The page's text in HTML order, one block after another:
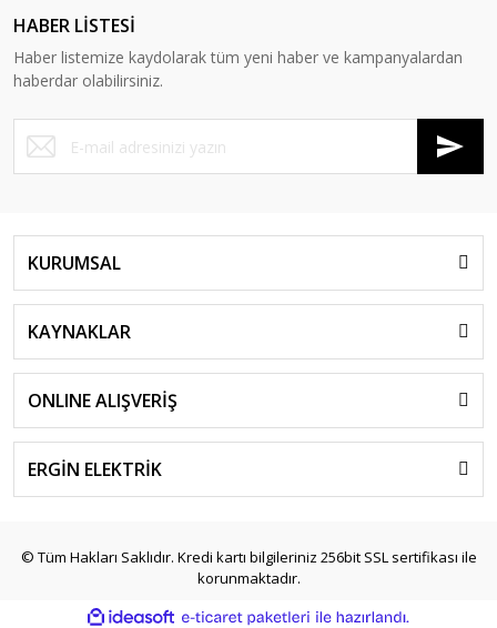
HABER LİSTESİ
Haber listemize kaydolarak tüm yeni haber ve kampanyalardan
haberdar olabilirsiniz.
KURUMSAL
KAYNAKLAR
ONLINE ALIŞVERİŞ
ERGİN ELEKTRİK
© Tüm Hakları Saklıdır. Kredi kartı bilgileriniz 256bit SSL sertifikası ile
korunmaktadır.
ideasoft e-